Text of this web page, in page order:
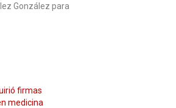
González para
firmas
medicina